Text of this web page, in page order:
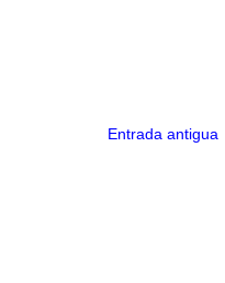
Entrada antigua